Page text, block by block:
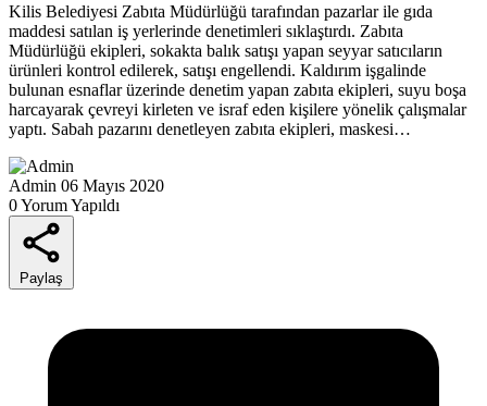
Kilis Belediyesi Zabıta Müdürlüğü tarafından pazarlar ile gıda
maddesi satılan iş yerlerinde denetimleri sıklaştırdı. Zabıta
Müdürlüğü ekipleri, sokakta balık satışı yapan seyyar satıcıların
ürünleri kontrol edilerek, satışı engellendi. Kaldırım işgalinde
bulunan esnaflar üzerinde denetim yapan zabıta ekipleri, suyu boşa
harcayarak çevreyi kirleten ve israf eden kişilere yönelik çalışmalar
yaptı. Sabah pazarını denetleyen zabıta ekipleri, maskesi…
Admin 06 Mayıs 2020
0 Yorum Yapıldı
Paylaş